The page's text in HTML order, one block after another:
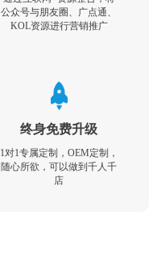
公众号与朋友圈、广点通、
KOL资源进行营销推广
终身免费升级
1对1专属定制，OEM定制，
随心所欲，可以做到千人千
店